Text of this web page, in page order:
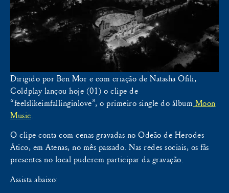
Dirigido por Ben Mor e com criação de Natasha Ofili,
Coldplay lançou hoje (01) o clipe de
“feelslikeimfallinginlove”, o primeiro single do álbum Moon
Music.
O clipe conta com cenas gravadas no Odeão de Herodes
Ático, em Atenas, no mês passado. Nas redes sociais, os fãs
presentes no local puderem participar da gravação.
Assista abaixo: